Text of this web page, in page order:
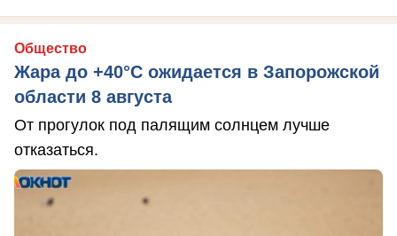
Общество
Жара до +40°С ожидается в Запорожской
области 8 августа
От прогулок под палящим солнцем лучше
отказаться.